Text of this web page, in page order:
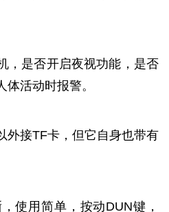
，是否开启夜视功能，是否
活动时报警。
外接TF卡，但它自身也带有
使用简单，按动DUN键，